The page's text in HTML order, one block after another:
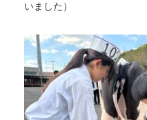
いました）